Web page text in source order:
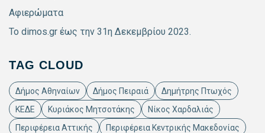
Αφιερώματα
Το dimos.gr έως την 31η Δεκεμβρίου 2023.
TAG CLOUD
Δήμος Αθηναίων Δήμος Πειραιά
Δημήτρης Πτωχός
ΚΕΔΕ
Κυριάκος Μητσοτάκης
Νίκος Χαρδαλιάς
Περιφέρεια Αττικής
Περιφέρεια Κεντρικής Μακεδονίας